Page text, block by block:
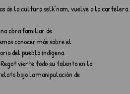
de la cultura selk’nam, vuelve a la cartelera.
obra familiar de
conocer más sobre el
del pueblo indígena.
vierte todo su talento en la
bajo la manipulación de